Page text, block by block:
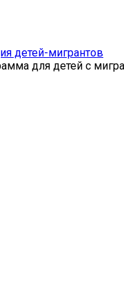
детей-мигрантов
для детей с